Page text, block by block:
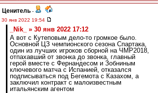
Ценитель -
30 янв 2022 19:54
_Nik_ » 30 янв 2022 17:12
А вот с Кутеповым дело-то громкое было.
Основной ЦЗ чемпионского сезона Спартака,
один из лучших игроков сборной на ЧМР2018,
отпахавший от звонка до звонка, главный
герой вместе с Фернандесом и Зобниным
ключевого матча с Испанией, отказался
подписываться под Бегемота с Казахом, а
заключил контракт с малоизвестным
итальянским агентом